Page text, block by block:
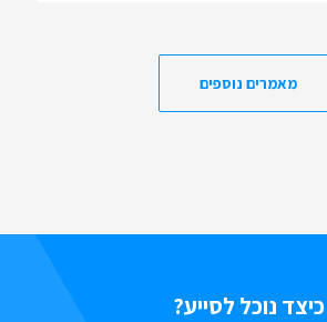
מאמרים נוספים
כיצד נוכל לסייע?